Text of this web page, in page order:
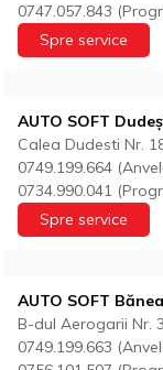
0747.057.843
Spre service
AUTO SOFT
Calea Dudesti Nr.
0749.199.664
0734.990.041
Spre service
AUTO SOFT
B-dul Aerogarii Nr.
0749.199.663